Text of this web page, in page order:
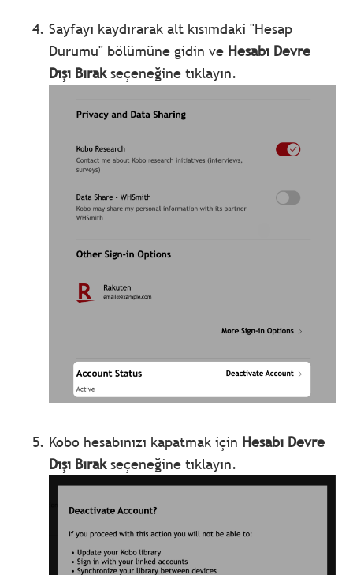
Sayfayı kaydırarak alt kısımdaki "Hesap
Durumu" bölümüne gidin ve Hesabı Devre
Dışı Bırakseçeneğine tıklayın.
Kobo hesabınızı kapatmak için Hesabı Devre
Dışı Bırakseçeneğine tıklayın.